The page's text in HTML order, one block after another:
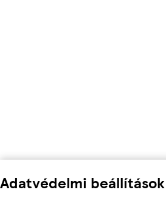
Adatvédelmi beállítások